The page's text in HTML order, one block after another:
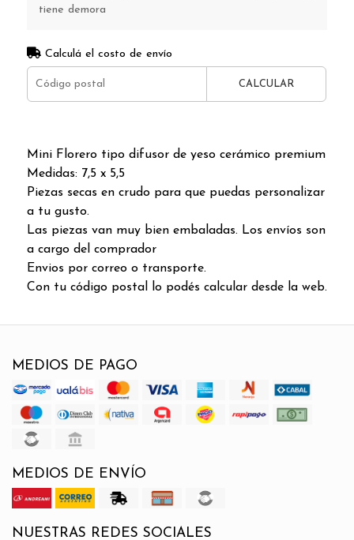
tiene demora
Calculá el costo de envío
CALCULAR
Mini Florero tipo difusor de yeso cerámico premium
Medidas: 7,5 x 5,5
Piezas secas en crudo para que puedas personalizar
a tu gusto.
Las piezas van muy bien embaladas. Los envíos son
a cargo del comprador
Envios por correo o transporte.
Con tu código postal lo podés calcular desde la web.
MEDIOS DE PAGO
MEDIOS DE ENVÍO
NUESTRAS REDES SOCIALES